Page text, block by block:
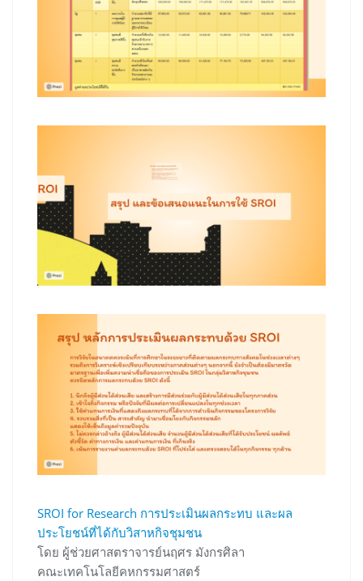
SROI for Research การประเมินผลกระทบ และผล
ประโยชน์ที่ได้กับวิสาหกิจชุมชน
โดย ผู้ช่วยศาสตราจารย์นฤศร มังกรศิลา
คณะเทคโนโลยีคหกรรมศาสตร์